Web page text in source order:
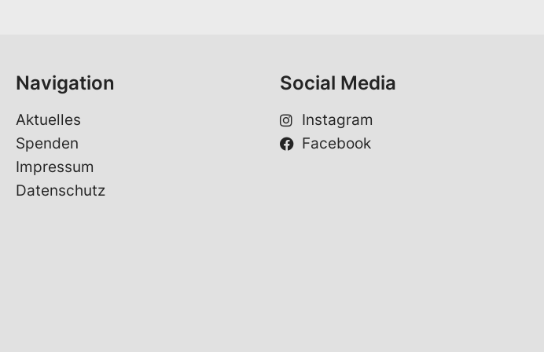
Navigation
Aktuelles
Spenden
Impressum
Datenschutz
Social Media
Instagram
Facebook